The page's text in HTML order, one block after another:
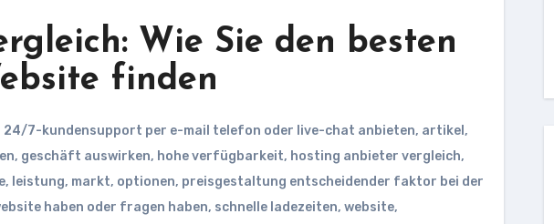
Wie Sie den besten
finden
24/7-kundensupport per e-mail telefon oder live-chat anbieten, artikel ,
, geschäft auswirken, hohe verfügbarkeit, hosting anbieter vergleich,
, leistung, markt, optionen, preisgestaltung entscheidender faktor bei der
haben oder fragen haben, schnelle ladezeiten, website,